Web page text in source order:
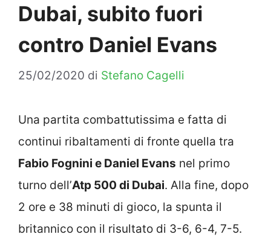
Dubai, subito fuori
contro Daniel Evans
25/02/2020 di Stefano Cagelli
Una partita combattutissima e fatta di
continui ribaltamenti di fronte quella tra
Fabio Fognini e Daniel Evans nel primo
turno dell’Atp 500 di Dubai. Alla fine, dopo
2 ore e 38 minuti di gioco, la spunta il
britannico con il risultato di 3-6, 6-4, 7-5.